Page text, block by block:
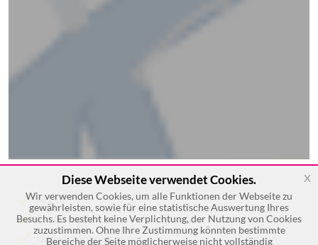
Ärzte
Fachärzte
Unfallchirurgie
Diese Webseite verwendet Cookies.
Wir verwenden Cookies, um alle Funktionen der Webseite zu
gewährleisten, sowie für eine statistische Auswertung Ihres
Besuchs. Es besteht keine Verplichtung, der Nutzung von Cookies
zuzustimmen. Ohne Ihre Zustimmung könnten bestimmte
Bereiche der Seite möglicherweise nicht vollständig
x